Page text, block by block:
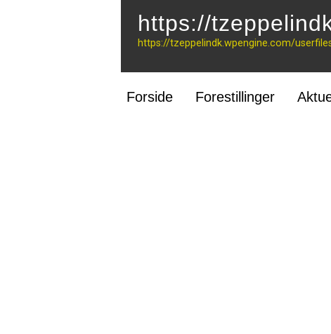
Forside Forestillinger
https://
https://tzeppelindk.wpengine.com/